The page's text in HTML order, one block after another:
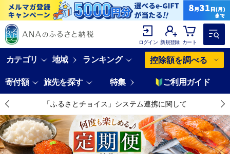
ログイン 新規登録 カート
カテゴリ 地域 ランキング 控除額を調べる
寄付額 旅先を探す 特集 ご利用ガイド
「ふるさとチョイス」システム連携に関して